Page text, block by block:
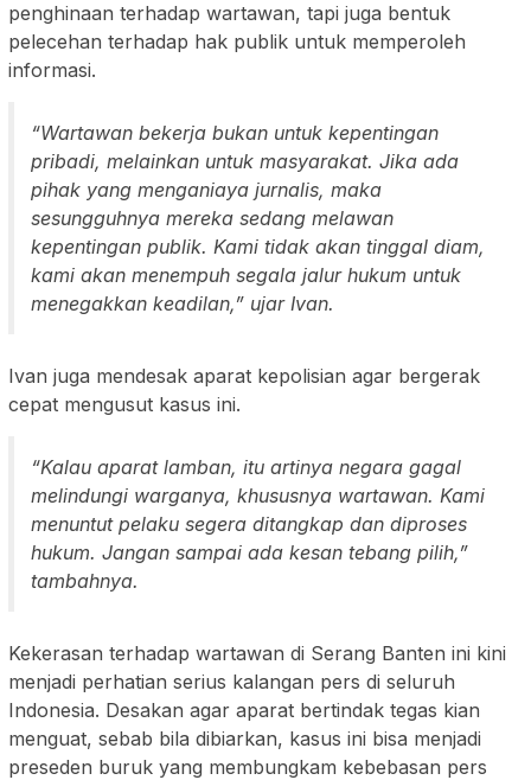
penghinaan terhadap wartawan, tapi juga bentuk
pelecehan terhadap hak publik untuk memperoleh
informasi.
“Wartawan bekerja bukan untuk kepentingan
pribadi, melainkan untuk masyarakat. Jika ada
pihak yang menganiaya jurnalis, maka
sesungguhnya mereka sedang melawan
kepentingan publik. Kami tidak akan tinggal diam,
kami akan menempuh segala jalur hukum untuk
menegakkan keadilan,” ujar Ivan.
Ivan juga mendesak aparat kepolisian agar bergerak
cepat mengusut kasus ini.
“Kalau aparat lamban, itu artinya negara gagal
melindungi warganya, khususnya wartawan. Kami
menuntut pelaku segera ditangkap dan diproses
hukum. Jangan sampai ada kesan tebang pilih,”
tambahnya.
Kekerasan terhadap wartawan di Serang Banten ini kini
menjadi perhatian serius kalangan pers di seluruh
Indonesia. Desakan agar aparat bertindak tegas kian
menguat, sebab bila dibiarkan, kasus ini bisa menjadi
preseden buruk yang membungkam kebebasan pers